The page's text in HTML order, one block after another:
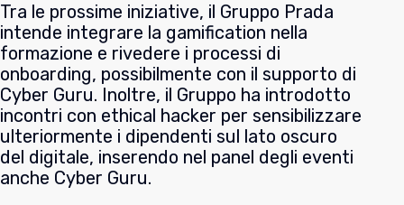
Tra le prossime iniziative, il Gruppo Prada
intende integrare la gamification nella
formazione e rivedere i processi di
onboarding, possibilmente con il supporto di
Cyber Guru. Inoltre, il Gruppo ha introdotto
incontri con ethical hacker per sensibilizzare
ulteriormente i dipendenti sul lato oscuro
del digitale, inserendo nel panel degli eventi
anche Cyber Guru.